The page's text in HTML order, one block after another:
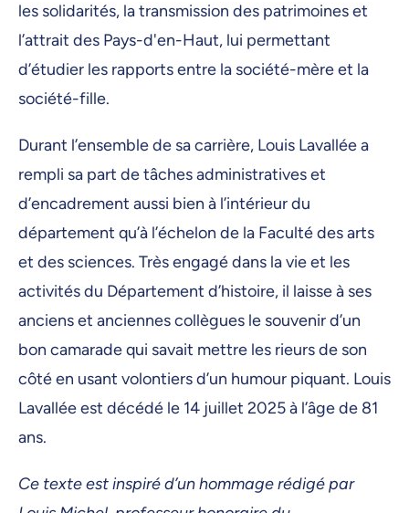
les solidarités, la transmission des patrimoines et
l’attrait des Pays-d'en-Haut, lui permettant
d’étudier les rapports entre la société-mère et la
société-fille.
Durant l’ensemble de sa carrière, Louis Lavallée a
rempli sa part de tâches administratives et
d’encadrement aussi bien à l’intérieur du
département qu’à l’échelon de la Faculté des arts
et des sciences. Très engagé dans la vie et les
activités du Département d’histoire, il laisse à ses
anciens et anciennes collègues le souvenir d’un
bon camarade qui savait mettre les rieurs de son
côté en usant volontiers d’un humour piquant. Louis
Lavallée est décédé le 14 juillet 2025 à l’âge de 81
ans.
Ce texte est inspiré d’un hommage rédigé par